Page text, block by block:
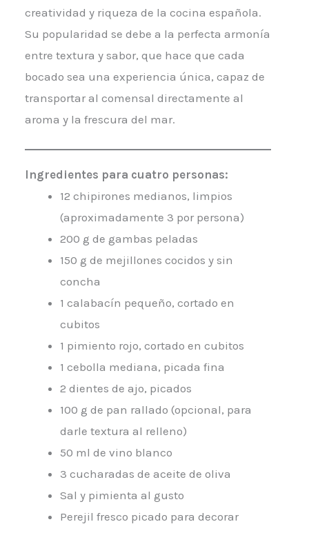
creatividad y riqueza de la cocina española.
Su popularidad se debe a la perfecta armonía
entre textura y sabor, que hace que cada
bocado sea una experiencia única, capaz de
transportar al comensal directamente al
aroma y la frescura del mar.
Ingredientes para cuatro personas:
12 chipirones medianos, limpios
(aproximadamente 3 por persona)
200 g de gambas peladas
150 g de mejillones cocidos y sin
concha
1 calabacín pequeño, cortado en
cubitos
1 pimiento rojo, cortado en cubitos
1 cebolla mediana, picada fina
2 dientes de ajo, picados
100 g de pan rallado (opcional, para
darle textura al relleno)
50 ml de vino blanco
3 cucharadas de aceite de oliva
Sal y pimienta al gusto
Perejil fresco picado para decorar